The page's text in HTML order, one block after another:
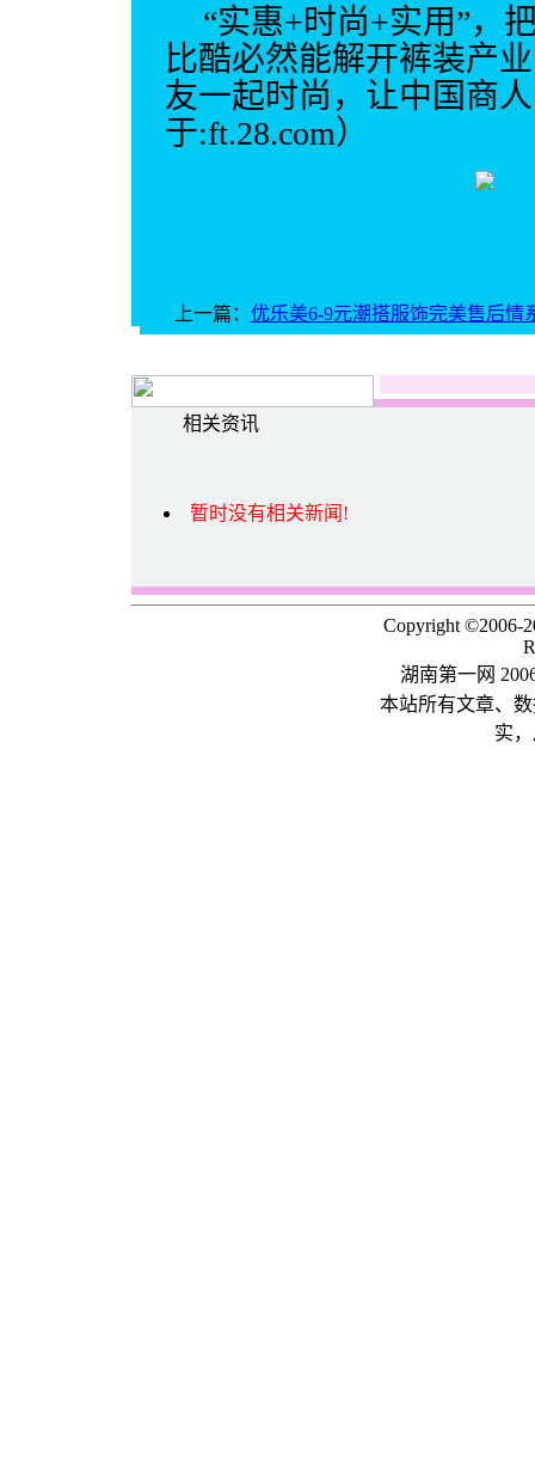
“实惠+时尚+实用”，
比酷必然能解开裤装产
友一起时尚，让中国商
于:ft.28.com）
上一篇： 优乐美6-9元潮搭服饰完美售后情
相关资讯
暂时没有相关新闻!
Copyright ©2006-
湖南第一网
本站所有文章、
实